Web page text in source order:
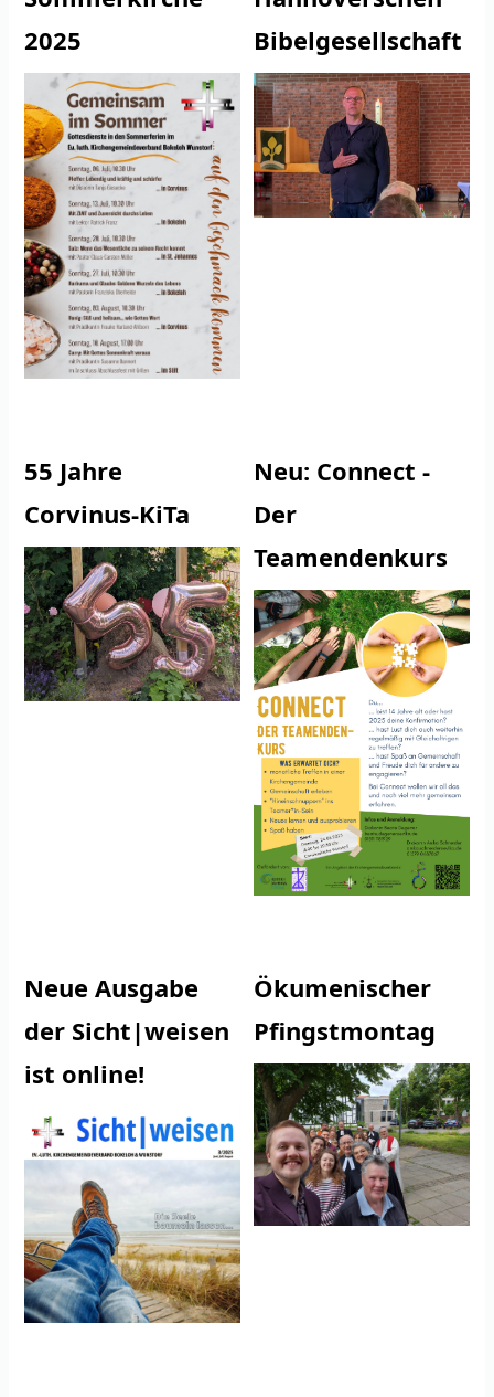
2025
Bibelgesellschaft
55 Jahre
Corvinus-KiTa
Neu: Connect -
Der
Teamendenkurs
Neue Ausgabe
der Sicht|weisen
ist online!
Ökumenischer
Pfingstmontag